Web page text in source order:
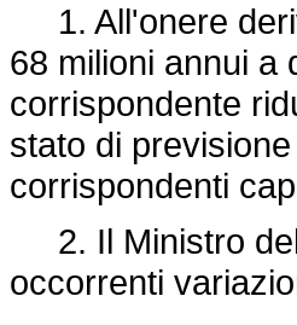
1. All'onere
68 milioni annui a
corrispondente
stato di
corrispondenti
2. Il Ministro del
occorrenti